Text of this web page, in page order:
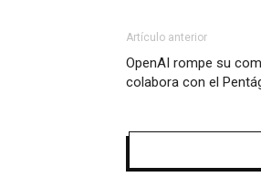
Artículo anterior
OpenAI rompe su
colabora con el